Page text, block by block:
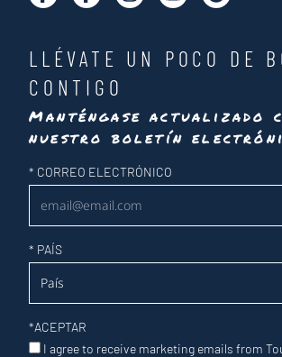
LLÉVATE UN POCO DE
CONTIGO
Manténgase actualizado
nuestro boletín
Newsletter
* CORREO ELECTRÓNICO
* PAÍS
*ACEPTAR
I agree to receive marketing emails from